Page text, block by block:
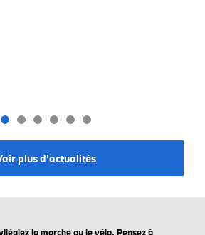
plus d'actualités
la marche ou le vélo. Pensez à